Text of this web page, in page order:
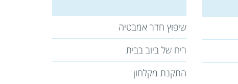
שיפוץ חדר אמבטיה
ריח של ביוב בבית
התקנת מקלחון